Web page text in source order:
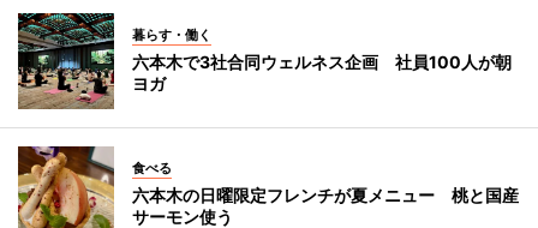
暮らす・働く
六本木で3社合同ウェルネス企画 社員100人が朝
ヨガ
食べる
六本木の日曜限定フレンチが夏メニュー 桃と国産
サーモン使う